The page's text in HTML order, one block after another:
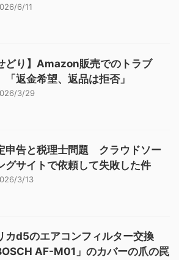
6/11
どり】Amazon販売でのトラブ
返金希望、返品は拒否」
3/29
申告と税理士問題 クラウドソー
グサイトで依頼して失敗した件
3/13
カd5のエアコンフィルター交換
AF-M01」のカバーの爪の罠